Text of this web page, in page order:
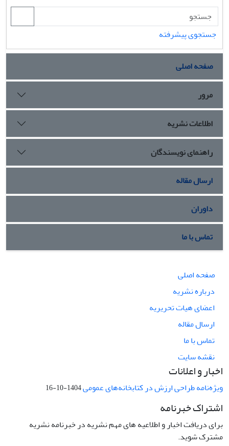
جستجوی پیشرفته
صفحه اصلی
مرور
اطلاعات نشریه
راهنمای نویسندگان
ارسال مقاله
داوران
تماس با ما
صفحه اصلی
درباره نشریه
اعضای هیات تحریریه
ارسال مقاله
تماس با ما
نقشه سایت
اخبار و اعلانات
ویژه‌نامه طراحی ارزش در کتابخانه‌های عمومی1404-10-16
اشتراک خبرنامه
برای دریافت اخبار و اطلاعیه های مهم نشریه در خبرنامه نشریه
مشترک شوید.